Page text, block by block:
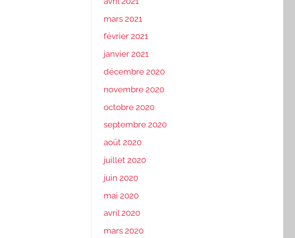
mars 2021
février 2021
janvier 2021
décembre 2020
novembre 2020
octobre 2020
septembre 2020
août 2020
juillet 2020
juin 2020
mai 2020
avril 2020
mars 2020